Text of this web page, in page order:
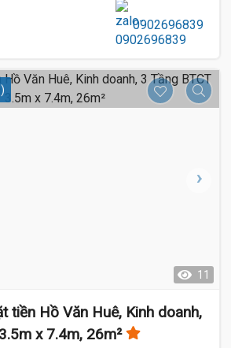
0902696839
11
tiền Hồ Văn Huê, Kinh doanh,
x 7.4m, 26m²